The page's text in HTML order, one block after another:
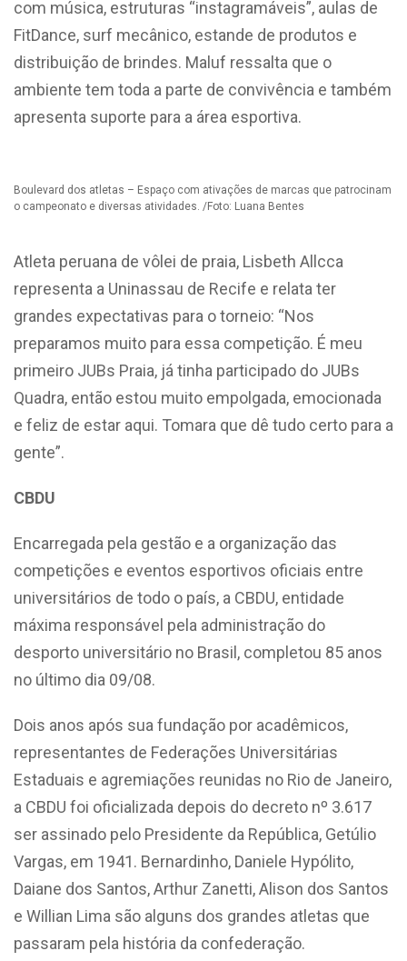
com música, estruturas “instagramáveis”, aulas de
FitDance, surf mecânico, estande de produtos e
distribuição de brindes. Maluf ressalta que o
ambiente tem toda a parte de convivência e também
apresenta suporte para a área esportiva.
Boulevard dos atletas – Espaço com ativações de marcas que patrocinam
o campeonato e diversas atividades. /Foto: Luana Bentes
Atleta peruana de vôlei de praia, Lisbeth Allcca
representa a Uninassau de Recife e relata ter
grandes expectativas para o torneio: “Nos
preparamos muito para essa competição. É meu
primeiro JUBs Praia, já tinha participado do JUBs
Quadra, então estou muito empolgada, emocionada
e feliz de estar aqui. Tomara que dê tudo certo para a
gente”.
CBDU
Encarregada pela gestão e a organização das
competições e eventos esportivos oficiais entre
universitários de todo o país, a CBDU, entidade
máxima responsável pela administração do
desporto universitário no Brasil, completou 85 anos
no último dia 09/08.
Dois anos após sua fundação por acadêmicos,
representantes de Federações Universitárias
Estaduais e agremiações reunidas no Rio de Janeiro,
a CBDU foi oficializada depois do decreto nº 3.617
ser assinado pelo Presidente da República, Getúlio
Vargas, em 1941. Bernardinho, Daniele Hypólito,
Daiane dos Santos, Arthur Zanetti, Alison dos Santos
e Willian Lima são alguns dos grandes atletas que
passaram pela história da confederação.